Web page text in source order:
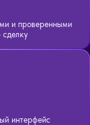
и проверенными
интерфейс